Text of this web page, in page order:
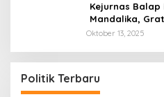
Kejurnas Balap
Mandalika,
Oktober 13, 2025
Politik Terbaru